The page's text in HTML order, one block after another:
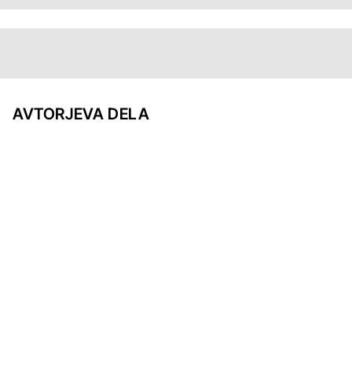
AVTORJEVA DELA